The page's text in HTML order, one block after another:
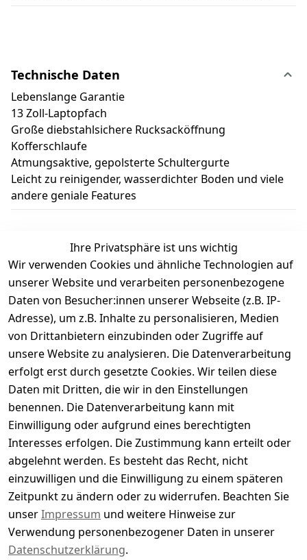
Technische Daten
Lebenslange Garantie
13 Zoll-Laptopfach
Große diebstahlsichere Rucksacköffnung
Kofferschlaufe
Atmungsaktive, gepolsterte Schultergurte
Leicht zu reinigender, wasserdichter Boden und viele
andere geniale Features
Kundenbewertungen
Durchschnittliche Bewertung
0
Basierend auf 0 Bewertung(en)
Bewertung abgeben
5
( 0 )
4
( 0 )
3
( 0 )
2
( 0 )
1
( 0 )
Es hat noch niemand eine Bewertung für diesen
Artikel abgegeben
Ihre Privatsphäre ist uns wichtig
Wir verwenden Cookies und ähnliche Technologien auf
unserer Website und verarbeiten personenbezogene
Daten von Besucher:innen unserer Webseite (z.B. IP-
Adresse), um z.B. Inhalte zu personalisieren, Medien
von Drittanbietern einzubinden oder Zugriffe auf
unsere Website zu analysieren. Die Datenverarbeitung
erfolgt erst durch gesetzte Cookies. Wir teilen diese
Daten mit Dritten, die wir in den Einstellungen
benennen. Die Datenverarbeitung kann mit
Einwilligung oder aufgrund eines berechtigten
Interesses erfolgen. Die Zustimmung kann erteilt oder
abgelehnt werden. Es besteht das Recht, nicht
einzuwilligen und die Einwilligung zu einem späteren
Zeitpunkt zu ändern oder zu widerrufen. Beachten Sie
unserImpressum und weitere Hinweise zur
Verwendung personenbezogener Daten in unserer
Datenschutzerklärung.